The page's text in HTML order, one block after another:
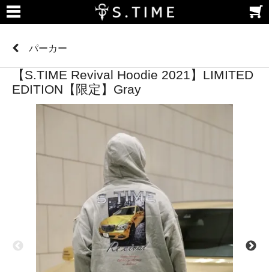
パーカー
【S.TIME Revival Hoodie 2021】LIMITED
EDITION【限定】Gray